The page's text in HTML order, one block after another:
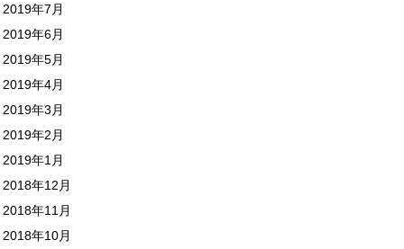
2019年7月
2019年6月
2019年5月
2019年4月
2019年3月
2019年2月
2019年1月
2018年12月
2018年11月
2018年10月